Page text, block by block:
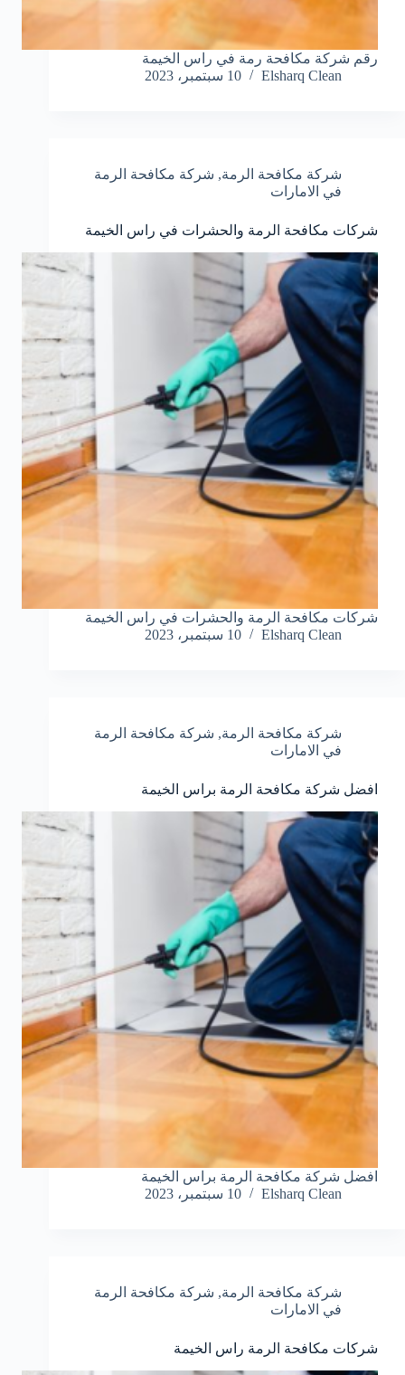
رقم شركة مكافحة رمة في راس الخيمة
Elsharq Clean
10 سبتمبر، 2023
شركة مكافحة الرمة, شركة مكافحة الرمة
في الامارات
شركات مكافحة الرمة والحشرات في راس الخيمة
شركات مكافحة الرمة والحشرات في راس الخيمة
Elsharq Clean
10 سبتمبر، 2023
شركة مكافحة الرمة, شركة مكافحة الرمة
في الامارات
افضل شركة مكافحة الرمة براس الخيمة
افضل شركة مكافحة الرمة براس الخيمة
Elsharq Clean
10 سبتمبر، 2023
شركة مكافحة الرمة, شركة مكافحة الرمة
في الامارات
شركات مكافحة الرمة راس الخيمة